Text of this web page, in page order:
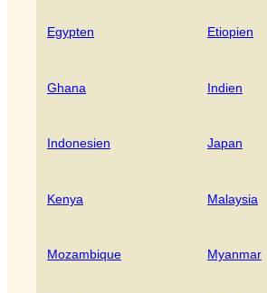
Egypten Etiopien
Ghana Indien
Indonesien Japan
Kenya Malaysia
Mozambique Myanmar